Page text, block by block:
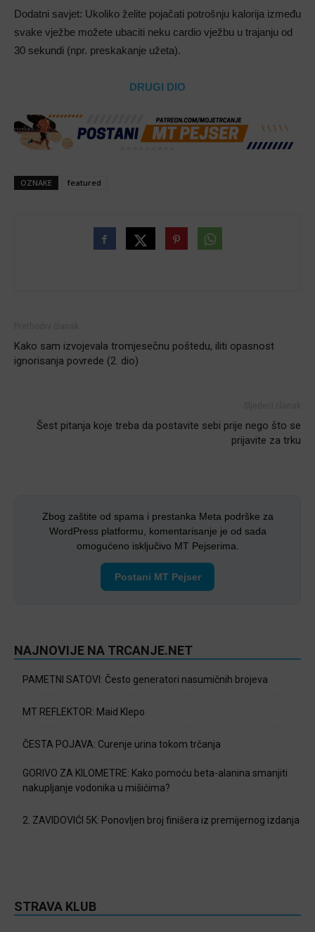
Dodatni savjet: Ukoliko želite pojačati potrošnju kalorija između
svake vježbe možete ubaciti neku cardio vježbu u trajanju od
30 sekundi (npr. preskakanje užeta).
DRUGI DIO
OZNAKE featured
Kako sam izvojevala tromjesečnu poštedu, iliti opasnost
ignorisanja povrede (2. dio)
Šest pitanja koje treba da postavite sebi prije nego što se
prijavite za trku
Zbog zaštite od spama i prestanka Meta podrške za
WordPress platformu, komentarisanje je od sada
omogućeno isključivo MT Pejserima.
Postani MT Pejser
NAJNOVIJE NA TRCANJE.NET
PAMETNI SATOVI: Često generatori nasumičnih brojeva
MT REFLEKTOR: Maid Klepo
ČESTA POJAVA: Curenje urina tokom trčanja
GORIVO ZA KILOMETRE: Kako pomoću beta-alanina smanjiti
nakupljanje vodonika u mišićima?
2. ZAVIDOVIĆI 5K: Ponovljen broj finišera iz premijernog izdanja
STRAVA KLUB